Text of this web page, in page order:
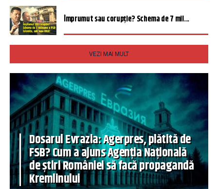
Împrumut sau corupție? Schema de 7 mil...
VEZI MAI MULT
Dosarul Evrazia: Agerpres, plătită de
FSB? Cum a ajuns Agenția Națională
de știri României să facă propagandă
Kremlinului